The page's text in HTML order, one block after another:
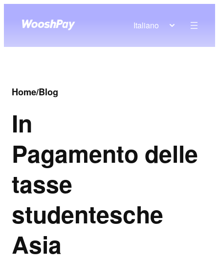
Italiano
Home/Blog
In
Pagamento delle
tasse
studentesche
Asia